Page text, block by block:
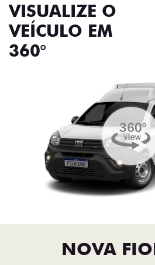
VISUALIZE O
VEÍCULO EM
360°
NOVA